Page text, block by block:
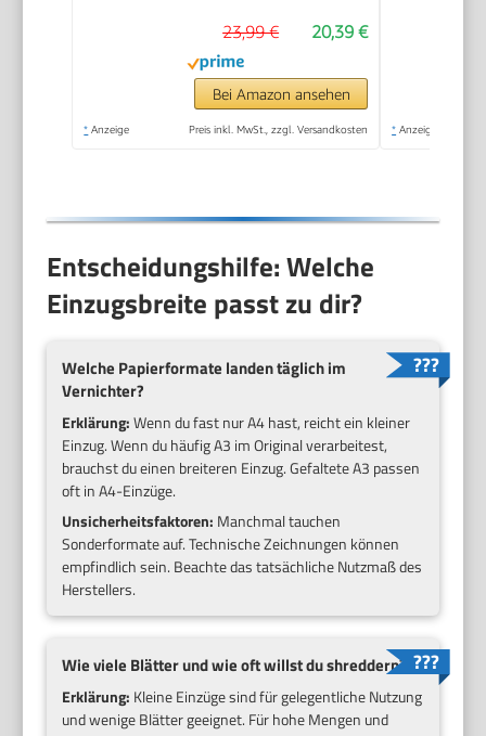
20,39 €
23,99 €
Bei Amazon ansehen
* Anzeige Preis inkl. MwSt., zzgl. Versandkosten * Anzeige
Entscheidungshilfe: Welche
Einzugsbreite passt zu dir?
Welche Papierformate landen täglich im
Vernichter?
Erklärung:Wenn du fast nur A4 hast, reicht ein kleiner
Einzug. Wenn du häufig A3 im Original verarbeitest,
brauchst du einen breiteren Einzug. Gefaltete A3 passen
oft in A4-Einzüge.
Unsicherheitsfaktoren: Manchmal tauchen
Sonderformate auf. Technische Zeichnungen können
empfindlich sein. Beachte das tatsächliche Nutzmaß des
Herstellers.
Wie viele Blätter und wie oft willst du shreddern?
Erklärung: Kleine Einzüge sind für gelegentliche Nutzung
und wenige Blätter geeignet. Für hohe Mengen und